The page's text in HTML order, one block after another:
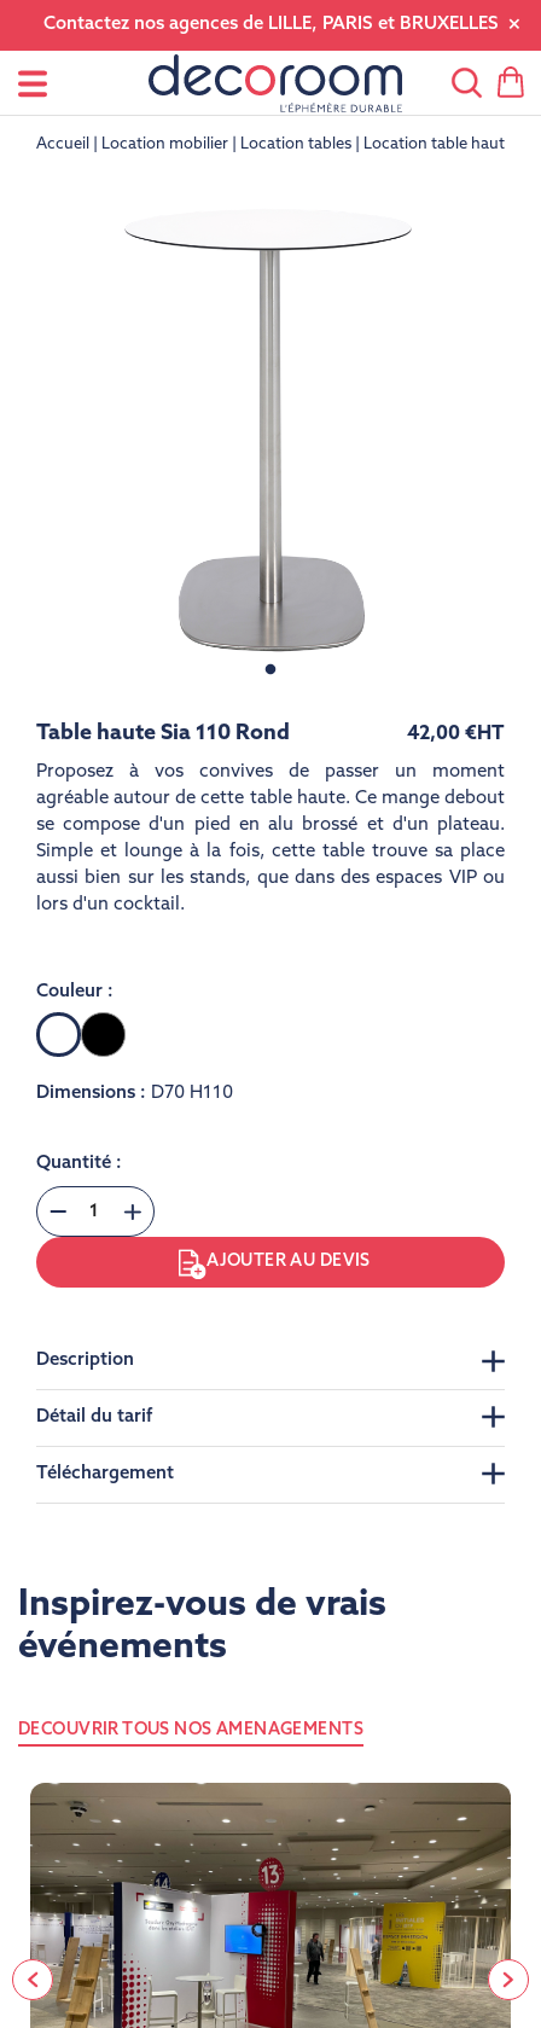
Contactez nos agences de LILLE, PARIS et BRUXELLES
Accueil Location mobilier Location tables Location table haute et
Table haute Sia 110 Rond 42,00 €HT
Proposez à vos convives de passer un moment
agréable autour de cette table haute. Ce mange debout
se compose d'un pied en alu brossé et d'un plateau.
Simple et lounge à la fois, cette table trouve sa place
aussi bien sur les stands, que dans des espaces VIP ou
lors d'un cocktail.
Couleur :
Blanc
Noir
Dimensions : D70 H110
Quantité :
AJOUTER AU DEVIS
Description
Détail du tarif
Téléchargement
Inspirez-vous de vrais
événements
DECOUVRIR TOUS NOS AMENAGEMENTS